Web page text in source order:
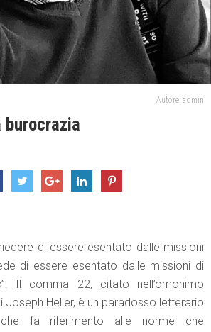
Autore: admin
di essere esentato dalle missioni
di essere esentato dalle missioni di
Il comma 22, citato nell’omonimo
Joseph Heller, è un paradosso letterario
fa riferimento alle norme che